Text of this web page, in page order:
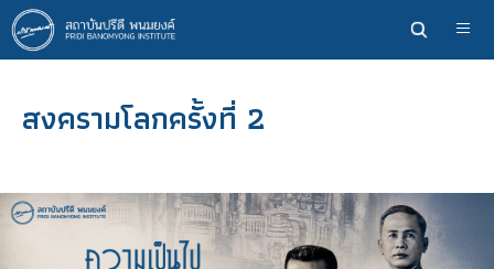
ข้าม
ไป
ยัง
หลักสงครามโลกครั้งที่ 2